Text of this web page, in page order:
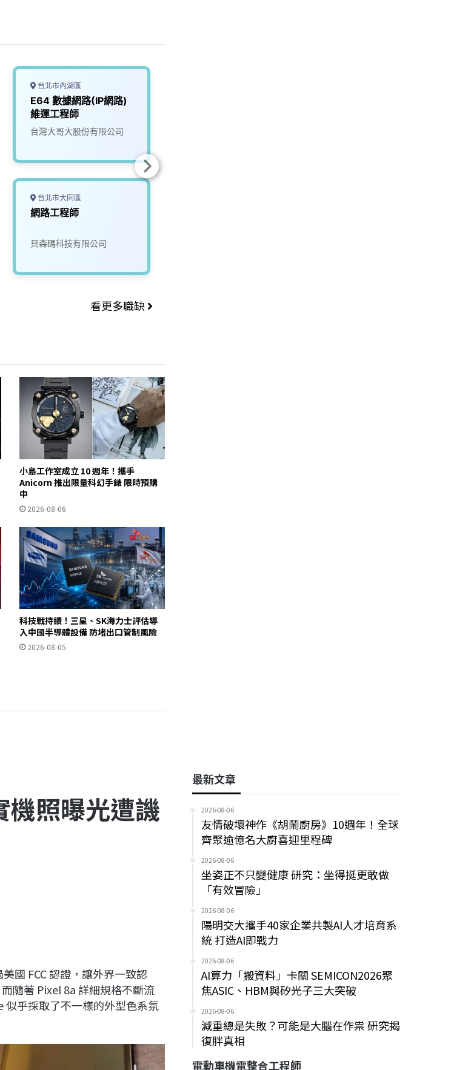
台北市內湖區
E64 數據網路(IP網路)
維運工程師
台灣大哥大股份有限公司
台北市大同區
網路工程師
貝森碼科技有限公司
看更多職缺
小島工作室成立 10 週年！攜手
Anicorn 推出限量科幻手錶 限時預購
中
2026-08-06
科技戰持續！三星、SK海力士評估導
入中國半導體設備 防堵出口管制風險
2026-08-05